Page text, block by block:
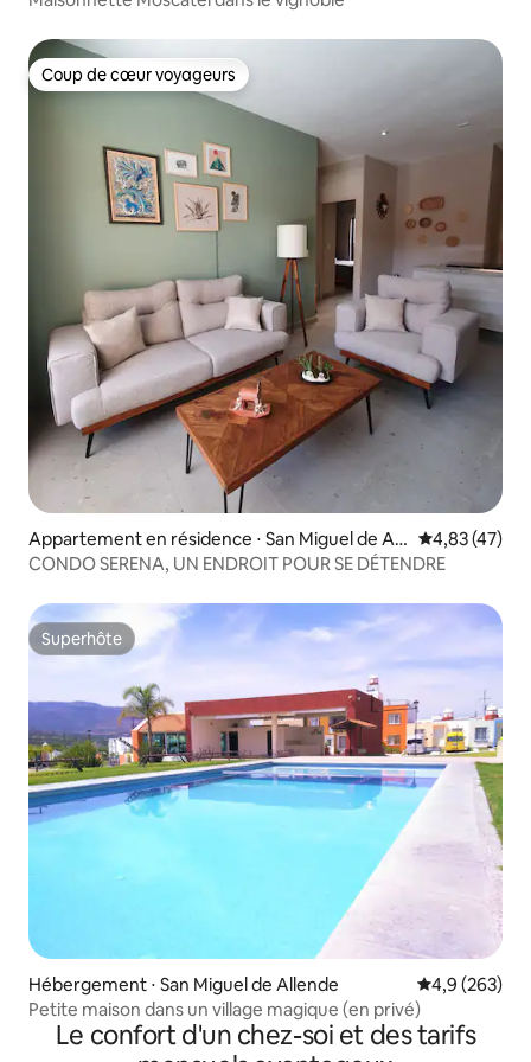
Coup de cœur voyageurs
Coup de cœur voyageurs
Appartement en résidence ⋅ San Miguel de All
ende
Évaluation
4,83 (47)
CONDO SERENA, UN ENDROIT POUR SE DÉTENDRE
Superhôte
Superhôte
Hébergement ⋅ San Miguel de Allende Évaluation
4,9 (263)
Petite maison dans un village magique (en privé)
Le confort d'un chez-soi et des tarifs